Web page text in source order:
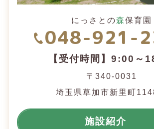
にっさとの森保育園
048-921-
【受付時間】9:00～
〒340-0031
埼玉県草加市新里町
施設紹介